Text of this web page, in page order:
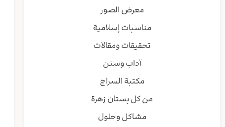
معرض الصور
مناسبات إسلامية
تحقيقات ومقالات
آداب وسنن
مكتبة السراج
من كل بستان زهرة
مشاكل وحلول